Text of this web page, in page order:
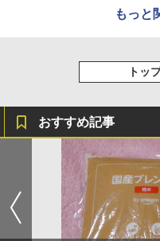
もっと
トッ
おすすめ記事